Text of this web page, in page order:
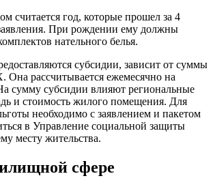
считается год, которые прошел за 4
При рождении ему должны
нательного белья.
субсидии, зависит от суммы
рассчитывается ежемесячно на
сумму субсидии влияют региональные
и стоимость жилого помещения. Для
необходимо с заявлением и пакетом
в Управление социальной защиты
месту жительства.
сфере